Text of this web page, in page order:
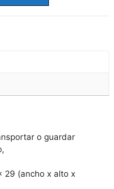
o guardar
29 (ancho x alto x